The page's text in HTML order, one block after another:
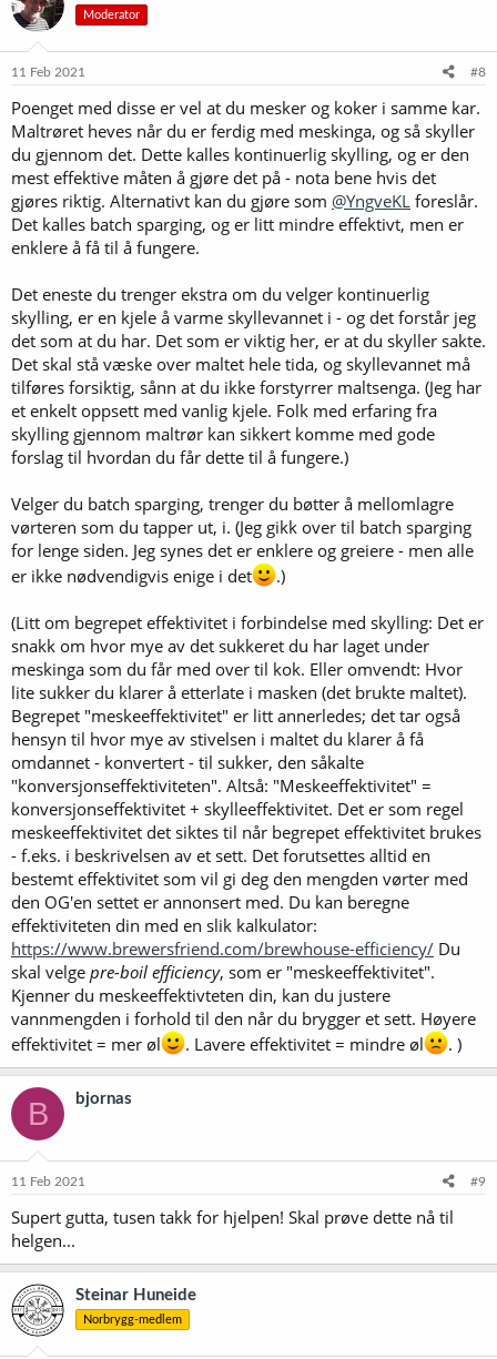
Moderator
11 Feb 2021 #8
Poenget med disse er vel at du mesker og koker i samme kar.
Maltrøret heves når du er ferdig med meskinga, og så skyller
du gjennom det. Dette kalles kontinuerlig skylling, og er den
mest effektive måten å gjøre det på - nota bene hvis det
gjøres riktig. Alternativt kan du gjøre som @YngveKL foreslår.
Det kalles batch sparging, og er litt mindre effektivt, men er
enklere å få til å fungere.
Det eneste du trenger ekstra om du velger kontinuerlig
skylling, er en kjele å varme skyllevannet i - og det forstår jeg
det som at du har. Det som er viktig her, er at du skyller sakte.
Det skal stå væske over maltet hele tida, og skyllevannet må
tilføres forsiktig, sånn at du ikke forstyrrer maltsenga. (Jeg har
et enkelt oppsett med vanlig kjele. Folk med erfaring fra
skylling gjennom maltrør kan sikkert komme med gode
forslag til hvordan du får dette til å fungere.)
Velger du batch sparging, trenger du bøtter å mellomlagre
vørteren som du tapper ut, i. (Jeg gikk over til batch sparging
for lenge siden. Jeg synes det er enklere og greiere - men alle
er ikke nødvendigvis enige i det
.)
(Litt om begrepet effektivitet i forbindelse med skylling: Det er
snakk om hvor mye av det sukkeret du har laget under
meskinga som du får med over til kok. Eller omvendt: Hvor
lite sukker du klarer å etterlate i masken (det brukte maltet).
Begrepet "meskeeffektivitet" er litt annerledes; det tar også
hensyn til hvor mye av stivelsen i maltet du klarer å få
omdannet - konvertert - til sukker, den såkalte
"konversjonseffektiviteten". Altså: "Meskeeffektivitet" =
konversjonseffektivitet + skylleeffektivitet. Det er som regel
meskeeffektivitet det siktes til når begrepet effektivitet brukes
- f.eks. i beskrivelsen av et sett. Det forutsettes alltid en
bestemt effektivitet som vil gi deg den mengden vørter med
den OG'en settet er annonsert med. Du kan beregne
effektiviteten din med en slik kalkulator:
https://www.brewersfriend.com/brewhouse-efficiency/ Du
skal velge pre-boil efficiency, som er "meskeeffektivitet".
Kjenner du meskeeffektivteten din, kan du justere
vannmengden i forhold til den når du brygger et sett. Høyere
effektivitet = mer øl
. Lavere effektivitet = mindre øl . )
B bjornas
11 Feb 2021 #9
Supert gutta, tusen takk for hjelpen! Skal prøve dette nå til
helgen...
Steinar Huneide
Norbrygg-medlem